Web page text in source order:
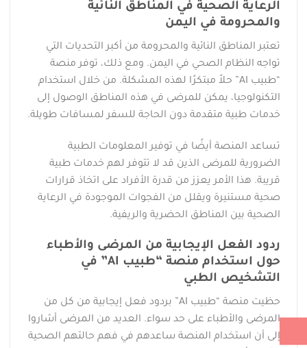
الرعاية الصحية في المناطق النائية
والمحرومة في اليمن
تعتبر المناطق النائية والمحرومة من أكبر التحديات التي
تواجه النظام الصحي في اليمن. ومع ذلك، توفر منصة
“طبيب AI” حلاً مبتكرًا لهذه المشكلة. من خلال استخدام
التكنولوجيا، يمكن للمرضى في هذه المناطق الوصول إلى
خدمات طبية متقدمة دون الحاجة للسفر لمسافات طويلة.
تساعد المنصة أيضًا في توفير المعلومات الطبية
الضرورية للمرضى الذين قد لا تتوفر لهم خدمات طبية
قريبة. هذا الأمر يعزز من قدرة الأفراد على اتخاذ قرارات
صحية مستنيرة ويقلل من الفجوات الموجودة في الرعاية
الصحية بين المناطق الحضرية والريفية.
ردود الفعل الإيجابية من المرضى والأطباء
حول استخدام منصة “طبيب AI” في
التشخيص الطبي
حظيت منصة “طبيب AI” بردود فعل إيجابية من كل من
المرضى والأطباء على حد سواء. العديد من المرضى أشاروا
إلى أن استخدام المنصة ساعدهم في فهم حالتهم الصحية